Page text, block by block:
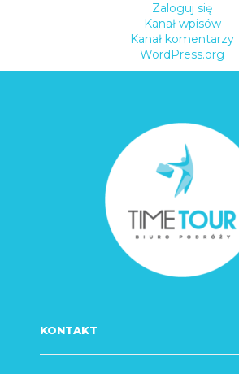
Zaloguj się
Kanał wpisów
Kanał komentarzy
WordPress.org
KONTAKT